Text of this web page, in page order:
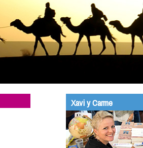
Xavi y Carme